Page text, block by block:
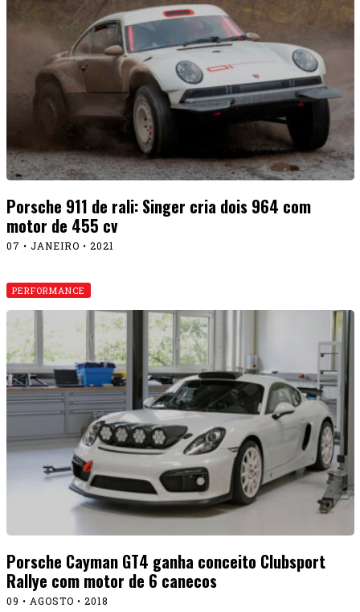
Porsche 911 de rali: Singer cria dois 964 com
motor de 455 cv
07 • JANEIRO • 2021
PERFORMANCE
Porsche Cayman GT4 ganha conceito Clubsport
Rallye com motor de 6 canecos
09 • AGOSTO • 2018